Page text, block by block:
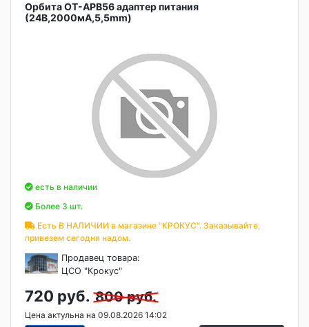
Орбита OT-APB56 адаптер питания
(24В,2000мА,5,5mm)
есть в наличии
Более 3 шт.
Есть В НАЛИЧИИ в магазине "КРОКУС". Заказывайте,
привезем сегодня надом.
Продавец товара:
ЦСО "Крокус"
720 руб. 800 руб.
Цена актульна на 09.08.2026 14:02